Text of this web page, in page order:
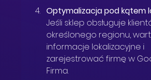
Optymalizacja pod kątem
Jeśli sklep obsługuje
określonego regionu,
informacje lokalizacyjne i
zarejestrować firmę w
Firma.